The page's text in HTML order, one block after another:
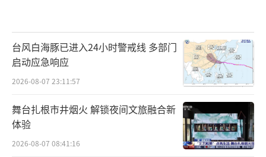
台风白海豚已进入24小时警戒线 多部门
启动应急响应
2026-08-07 23:11:57
舞台扎根市井烟火 解锁夜间文旅融合新
体验
2026-08-07 08:41:16